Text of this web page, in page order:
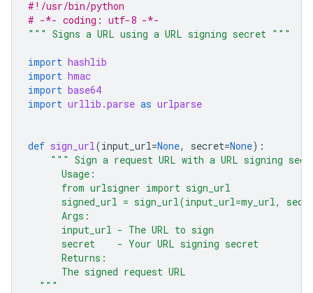
#!/usr/bin/python
# -*- coding: utf-8 -*-
""" Signs a URL using a URL signing secret """
import hashlib
import hmac
import base64
import urllib.parse as urlparse
def sign_url(input_url=None, secret=None):
""" Sign a request URL with a URL signing
      Usage:
      from urlsigner import sign_url
signed_url = sign_url(input_url=my_url,
      Args:
      input_url - The URL to sign
      secret    - Your URL signing secret
      Returns:
      The signed request URL
  """